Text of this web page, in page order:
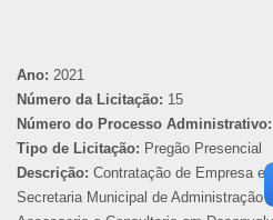
Ano: 2021
Número da Licitação: 15
Número do Processo Administrativo:
Tipo de Licitação: Pregão Presencial
Descrição: Contratação de Empresa
Secretaria Municipal de Administração